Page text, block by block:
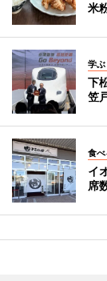
米
学ぶ
下
笠
食べ
イ
席